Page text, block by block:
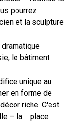
pourrez
et la sculpture
le bâtiment
unique au
en forme de
riche. C'est
– la place